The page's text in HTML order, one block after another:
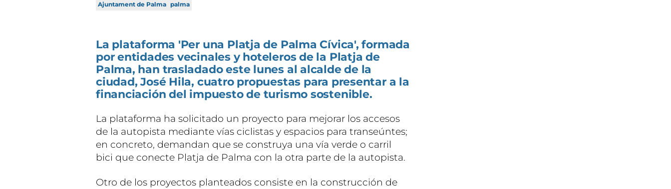
Ajuntament de Palma palma
La plataforma 'Per una Platja de Palma Cívica', formada
por entidades vecinales y hoteleros de la Platja de
Palma, han trasladado este lunes al alcalde de la
ciudad, José Hila, cuatro propuestas para presentar a la
financiación del impuesto de turismo sostenible.
La plataforma ha solicitado un proyecto para mejorar los accesos
de la autopista mediante vías ciclistas y espacios para transeúntes;
en concreto, demandan que se construya una vía verde o carril
bici que conecte Platja de Palma con la otra parte de la autopista.
Otro de los proyectos planteados consiste en la construcción de